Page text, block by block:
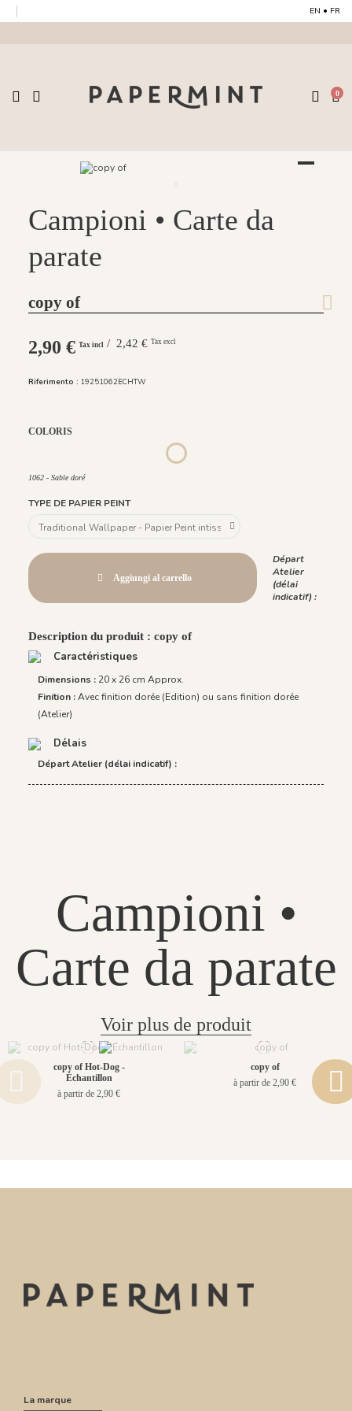
EN • FR
0
Campioni • Carte da
parate
copy of
2,90 € Tax incl / 2,42 € Tax excl
Riferimento : 19251062ECHTW
COLORIS
0103 - ROULEAU - BEIGE DORE
560 - ROULEAU - Bleu foncé doré
561 - ROULEAU - Bleu clair doré
563 - ROULEAU - Vert clair doré
1062 - Sable doré
1062 - Sable doré
TYPE DE PAPIER PEINT
Aggiungi al carrello
Départ
Atelier
(délai
indicatif) :
Description du produit : copy of
Caractéristiques
Dimensions :20 x 26 cm Approx.
Finition :Avec finition dorée (Edition) ou sans finition dorée
(Atelier)
Délais
Départ Atelier (délai indicatif) :
Campioni •
Carte da parate
Voir plus de produit
copy of Hot-Dog -
Échantillon
à partir de 2,90 €
copy of
à partir de 2,90 €
La marque